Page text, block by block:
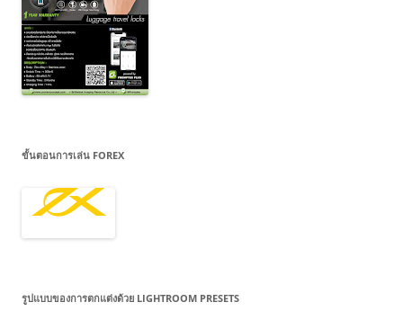
ขั้นตอนการเล่น FOREX
รูปแบบของการตกแต่งด้วย LIGHTROOM PRESETS